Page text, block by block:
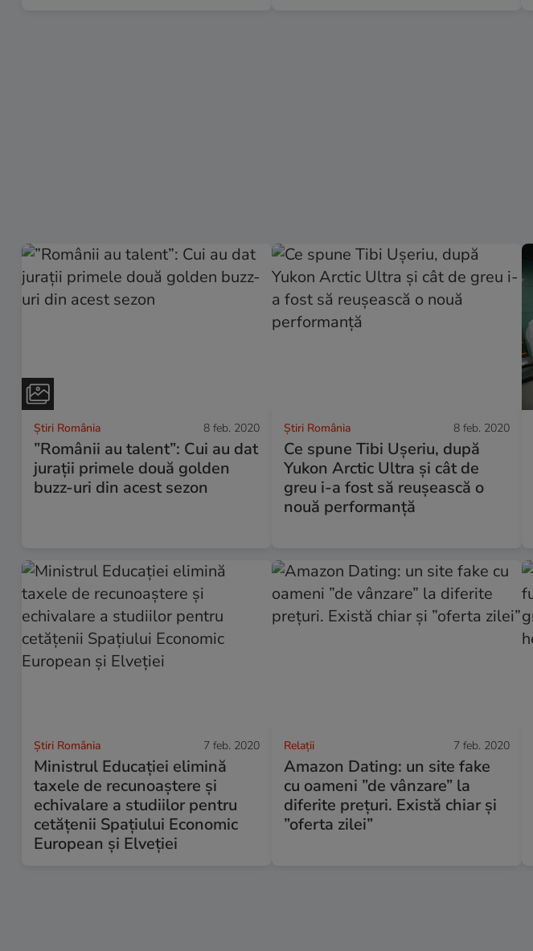
Știri România 8 feb. 2020
”Românii au talent”: Cui au dat
jurații primele două golden
buzz-uri din acest sezon
Știri România 8 feb. 2020
Ce spune Tibi Ușeriu, după
Yukon Arctic Ultra și cât de
greu i-a fost să reușească o
nouă performanță
Știri România 7 feb. 2020
Ministrul Educației elimină
taxele de recunoaștere și
echivalare a studiilor pentru
cetățenii Spațiului Economic
European și Elveției
Relații 7 feb. 2020
Amazon Dating: un site fake
cu oameni ”de vânzare” la
diferite prețuri. Există chiar și
”oferta zilei”